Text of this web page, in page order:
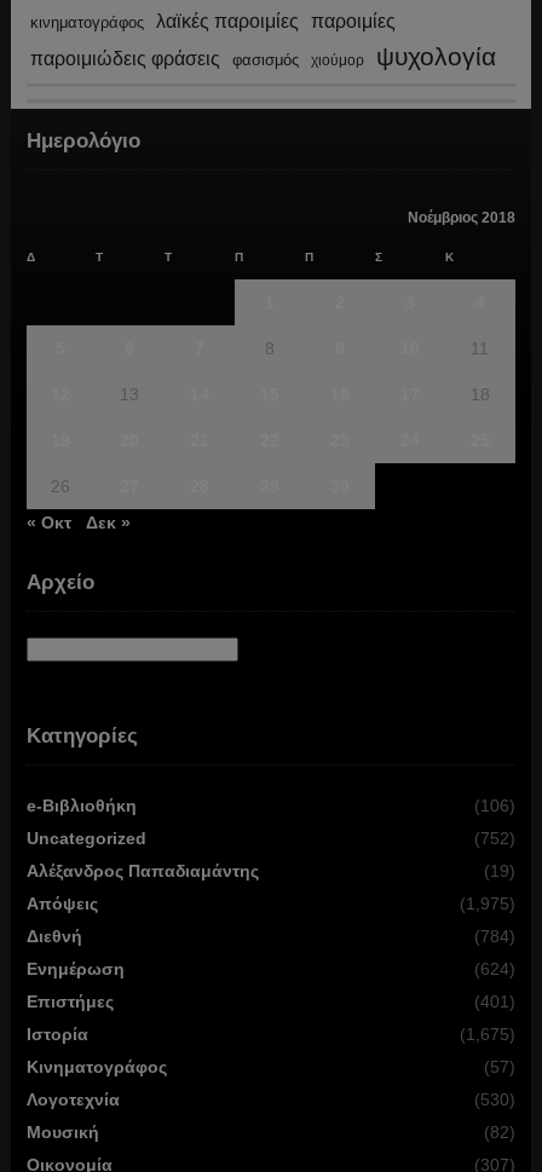
κινηματογράφος λαϊκές παροιμίες παροιμίες
παροιμιώδεις φράσεις φασισμός χιούμορ ψυχολογία
Ημερολόγιο
Νοέμβριος 2018
Δ Τ Τ Π Π Σ Κ
8 11
13 18
26
« Οκτ
Δεκ »
Αρχείο
Κατηγορίες
e-Βιβλιοθήκη
(106)
Uncategorized
(752)
Αλέξανδρος Παπαδιαμάντης
(19)
Απόψεις
(1,975)
Διεθνή
(784)
Ενημέρωση
(624)
Επιστήμες
(401)
Ιστορία
(1,675)
Κινηματογράφος
(57)
Λογοτεχνία
(530)
Μουσική
(82)
Οικονομία
(307)